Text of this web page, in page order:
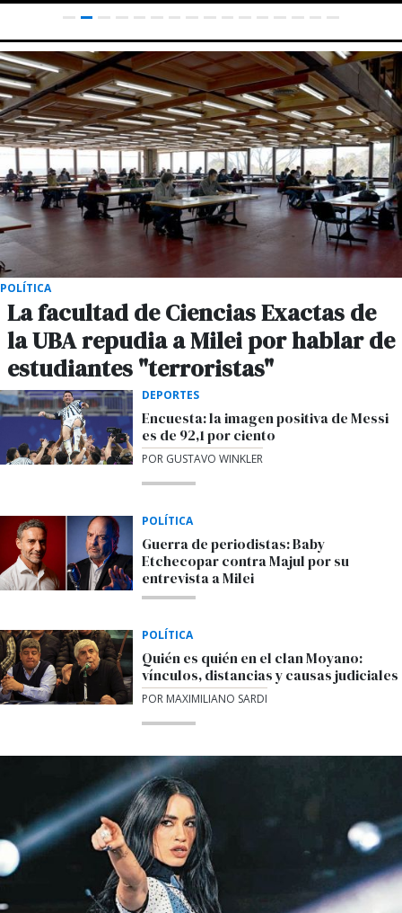
POLÍTICA
La facultad de Ciencias Exactas de
la UBA repudia a Milei por hablar de
estudiantes "terroristas"
DEPORTES
Encuesta: la imagen positiva de Messi
es de 92,1 por ciento
POR GUSTAVO WINKLER
POLÍTICA
Guerra de periodistas: Baby
Etchecopar contra Majul por su
entrevista a Milei
POLÍTICA
Quién es quién en el clan Moyano:
vínculos, distancias y causas judiciales
POR MAXIMILIANO SARDI